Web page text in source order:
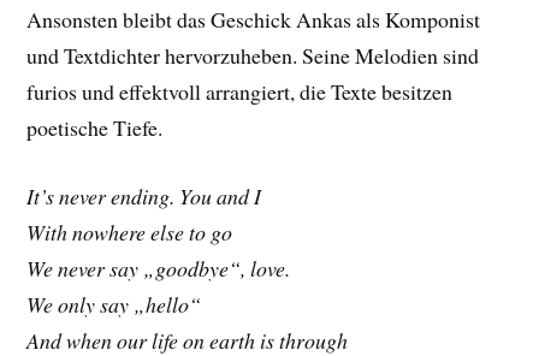
Ansonsten bleibt das Geschick Ankas als Komponist
und Textdichter hervorzuheben. Seine Melodien sind
furios und effektvoll arrangiert, die Texte besitzen
poetische Tiefe.
It’s never ending. You and I
With nowhere else to go
We never say „goodbye“, love.
We only say „hello“
And when our life on earth is through